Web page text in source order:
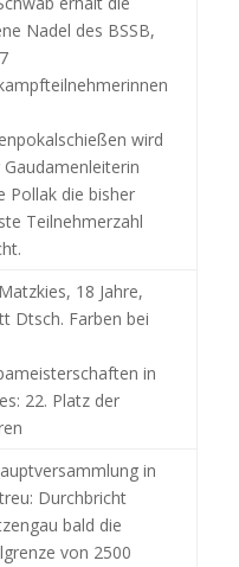
Nadel des BSSB,
wird
Pollak die bisher
Teilnehmerzahl
18 Jahre,
Dtsch. Farben bei
in
22. Platz der
in
Durchbricht
bald die
von 2500